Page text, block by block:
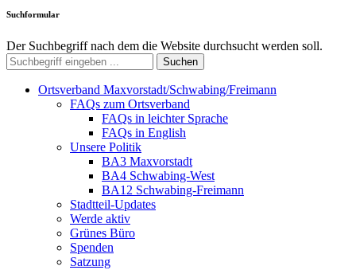
Suchformular
Der Suchbegriff nach dem die Website durchsucht werden soll.
Suchen
Ortsverband Maxvorstadt/Schwabing/Freimann
FAQs zum Ortsverband
FAQs in leichter Sprache
FAQs in English
Unsere Politik
BA3 Maxvorstadt
BA4 Schwabing-West
BA12 Schwabing-Freimann
Stadtteil-Updates
Werde aktiv
Grünes Büro
Spenden
Satzung